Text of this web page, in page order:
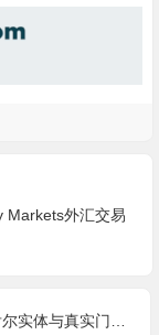
Markets外汇交易